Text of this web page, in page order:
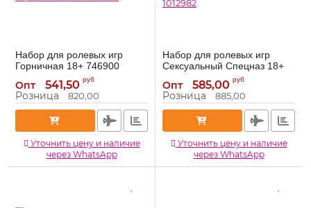
Набор для ролевых игр
Горничная 18+ 746900
Артикул: 746900
Опт 541,50 руб
Розница 820,00
Уточнить цену и наличие
через WhatsApp
Набор для ролевых игр
Сексуальный Спецназ 18+
Артикул: 1012982
Опт 585,00 руб
Розница 885,00
Уточнить цену и наличие
через WhatsApp